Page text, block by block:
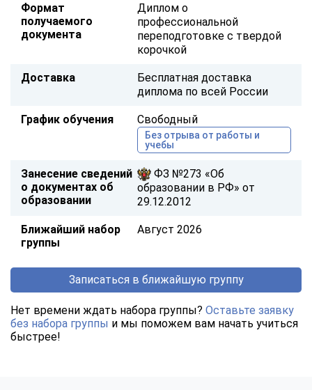
Формат
получаемого
документа
Диплом о
профессиональной
переподготовке с твердой
корочкой
Доставка
Бесплатная доставка
диплома по всей России
График обучения Свободный
Без отрыва от работы и
учебы
Занесение сведений
о документах об
образовании
ФЗ №273 «Об
образовании в РФ» от
29.12.2012
Ближайший набор
группы
Август 2026
Записаться в ближайшую группу
Нет времени ждать набора группы? Оставьте заявку
без набора группы и мы поможем вам начать учиться
быстрее!